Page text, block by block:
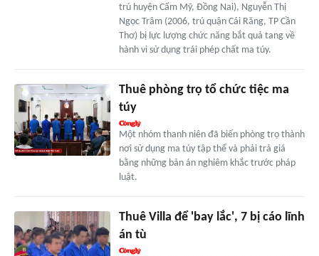
trú huyện Cẩm Mỹ, Đồng Nai), Nguyễn Thị
Ngọc Trâm (2006, trú quận Cái Răng, TP Cần
Thơ) bị lực lượng chức năng bắt quả tang về
hành vi sử dụng trái phép chất ma túy.
Thuê phòng trọ tổ chức tiệc ma
túy
Một nhóm thanh niên đã biến phòng trọ thành
nơi sử dụng ma túy tập thể và phải trả giá
bằng những bản án nghiêm khắc trước pháp
luật.
Thuê Villa để 'bay lắc', 7 bị cáo lĩnh
án tù